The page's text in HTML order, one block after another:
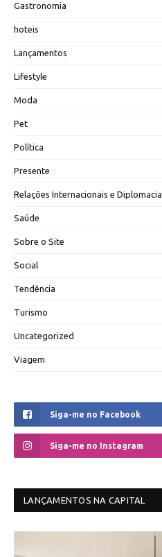
Gastronomia
hoteis
Lançamentos
Lifestyle
Moda
Pet
Política
Presente
Relações Internacionais e Diplomacia
Saúde
Sobre o Site
Social
Tendência
Turismo
Uncategorized
Viagem
Siga-me no Facebook
Siga-me no Instagram
LANÇAMENTOS NA CAPITAL